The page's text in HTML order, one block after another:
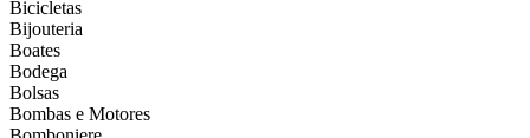
Bicicletas
Bijouteria
Boates
Bodega
Bolsas
Bombas e Motores